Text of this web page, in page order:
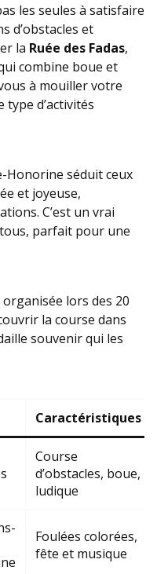
les seules à satisfaire
d’obstacles et
la Ruée des Fadas,
combine boue et
à mouiller votre
d’activités
Honorine séduit ceux
et joyeuse,
C’est un vrai
parfait pour une
organisée lors des 20
la course dans
souvenir qui les
Caractéristiques
Course
d’obstacles, boue,
ludique
Foulées colorées,
fête et musique